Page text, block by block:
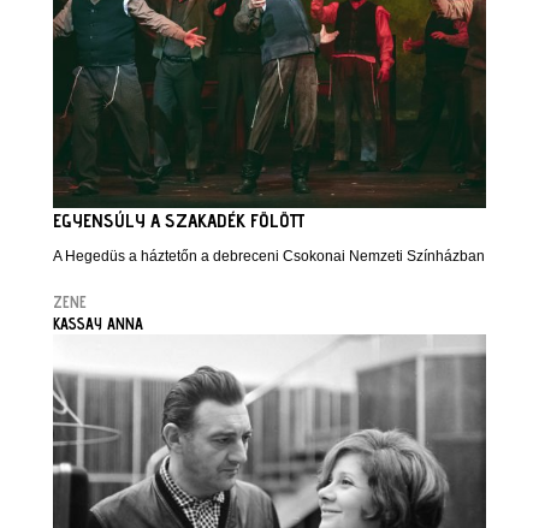
EGYENSÚLY A SZAKADÉK FÖLÖTT
A Hegedüs a háztetőn a debreceni Csokonai Nemzeti Színházban
ZENE
KASSAY ANNA